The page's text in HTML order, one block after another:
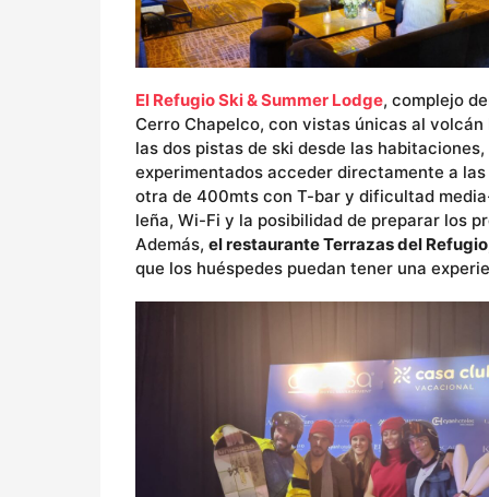
El Refugio Ski & Summer Lodge, complejo
Cerro Chapelco, con vistas únicas al
las dos pistas de ski desde las
experimentados acceder directamente a
otra de 400mts con T-bar y dificultad
leña, Wi-Fi y la posibilidad de preparar los
Además, el restaurante Terrazas del
que los huéspedes puedan tener una